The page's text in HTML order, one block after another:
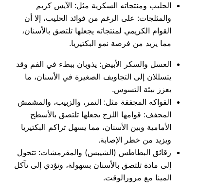
الحليب ومنتجاته السكرية مثل: الآيس كريم
والمثلجات: على الرغم من فوائد الحليب، إلا أن
القوام الكريمي لمنتجاته يجعلها تلتصق بالأسنان،
مما يزيد من فرصة نمو البكتيريا.
العسل والسكر الأبيض: يذوبان ببطء في الفم وقد
يتسللان إلى التجاويف الصغيرة في الأسنان، ما
يعزز بيئة التسوس.
الفواكه المجففة مثل: التمر، والزبيب، والمشمش
المجفف: قوامها اللزج يجعلها تلتصق بالأسطح
الأمامية وبين الأسنان، مما يسهل تراكم البكتيريا
ويزيد من خطر الإصابة.
رقائق البطاطس (الشيبس) والمقرمشات: تتحول
إلى مادة تلتصق بالأسنان بسهولة، وتؤدي إلى تآكل
المينا مع مرورالوقت.